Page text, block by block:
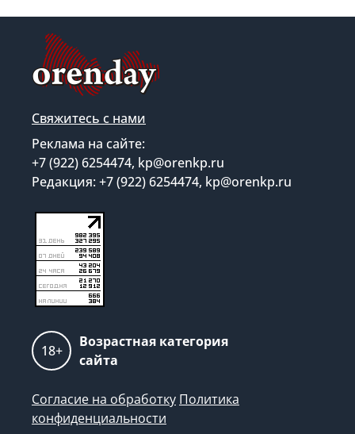
Свяжитесь с нами
Реклама на сайте:
+7 (922) 6254474, kp@orenkp.ru
Редакция: +7 (922) 6254474, kp@orenkp.ru